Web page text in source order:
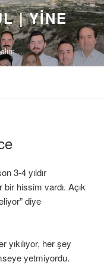
| YINE
3-4 yıldır
bir hissim vardı. Açık
diye
her şey
yetmiyordu.